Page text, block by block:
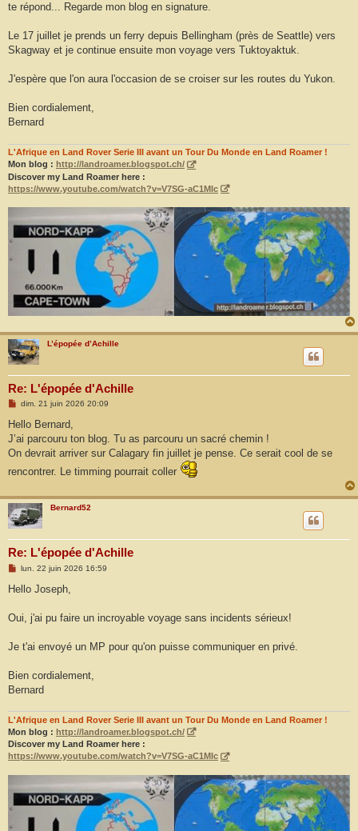
te répond... Regarde mon blog en signature.
Le 17 juillet je prends un ferry depuis Bellingham (près de Seattle) vers
Skagway et je continue ensuite mon voyage vers Tuktoyaktuk.
J'espère que l'on aura l'occasion de se croiser sur les routes du Yukon.
Bien cordialement,
Bernard
L'Afrique en Land Rover Serie III avant un Tour Du Monde en Land Roamer !
Mon blog : http://landroamer.blogspot.ch/
Discover my Land Roamer here :
https://www.youtube.com/watch?v=V7SG-aC1MIc
L’épopée d’Achille
Re: L'épopée d'Achille
M
s
a
g
dim. 21 juin 2026 20:09
Hello Bernard,
J’ai parcouru ton blog. Tu as parcouru un sacré chemin !
On devrait arriver sur Calagary fin juillet je pense. Ce serait cool de se
rencontrer. Le timming pourrait coller
Bernard52
Re: L'épopée d'Achille
M
s
g
lun. 22 juin 2026 16:59
Hello Joseph,
Oui, j'ai pu faire un incroyable voyage sans incidents sérieux!
Je t'ai envoyé un MP pour qu'on puisse communiquer en privé.
Bien cordialement,
Bernard
L'Afrique en Land Rover Serie III avant un Tour Du Monde en Land Roamer !
Mon blog : http://landroamer.blogspot.ch/
Discover my Land Roamer here :
https://www.youtube.com/watch?v=V7SG-aC1MIc